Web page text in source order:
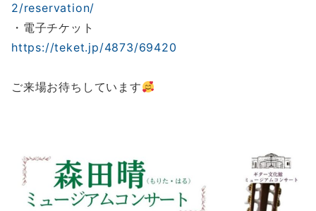
2/reservation/
・電子チケット
https://teket.jp/4873/69420
ご来場お待ちしています